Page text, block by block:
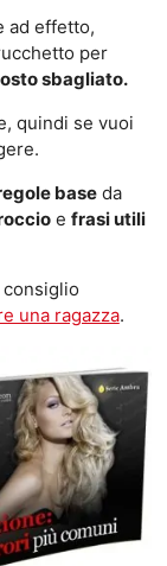
ad effetto,
per
sbagliato.
quindi se vuoi
baseda
e frasi utili
una ragazza.